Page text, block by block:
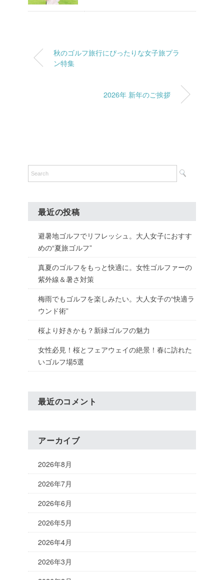
秋のゴルフ旅行にぴったりな女子旅プラ
ン特集
2026年 新年のご挨拶
最近の投稿
避暑地ゴルフでリフレッシュ。大人女子におすす
めの“夏旅ゴルフ”
真夏のゴルフをもっと快適に。女性ゴルファーの
紫外線＆暑さ対策
梅雨でもゴルフを楽しみたい。大人女子の“快適ラ
ウンド術”
桜より好きかも？新緑ゴルフの魅力
女性必見！桜とフェアウェイの絶景！春に訪れた
いゴルフ場5選
最近のコメント
アーカイブ
2026年8月
2026年7月
2026年6月
2026年5月
2026年4月
2026年3月